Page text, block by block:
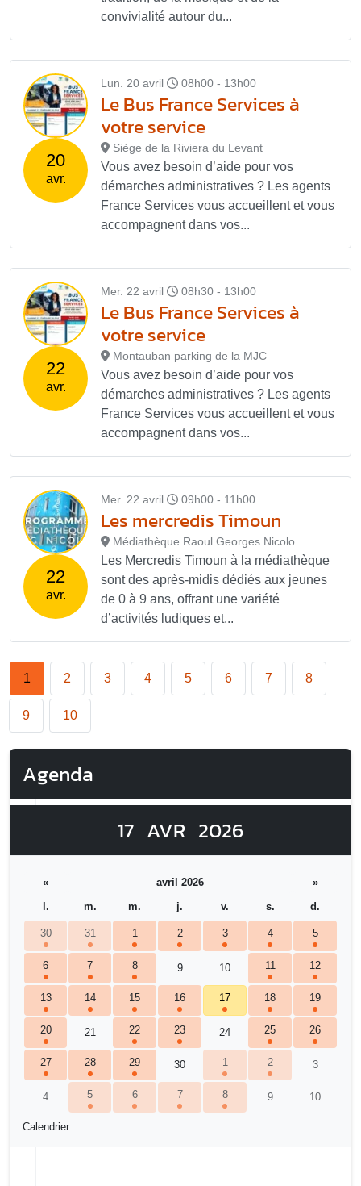
convivialité autour du...
20
avr.
Lun. 20 avril 08h00 - 13h00
Le Bus France Services à
votre service
Siège de la Riviera du Levant
Vous avez besoin d’aide pour vos
démarches administratives ? Les agents
France Services vous accueillent et vous
accompagnent dans vos...
22
avr.
Mer. 22 avril 08h30 - 13h00
Le Bus France Services à
votre service
Montauban parking de la MJC
Vous avez besoin d’aide pour vos
démarches administratives ? Les agents
France Services vous accueillent et vous
accompagnent dans vos...
22
avr.
Mer. 22 avril 09h00 - 11h00
Les mercredis Timoun
Médiathèque Raoul Georges Nicolo
Les Mercredis Timoun à la médiathèque
sont des après-midis dédiés aux jeunes
de 0 à 9 ans, offrant une variété
d’activités ludiques et...
1 2 3 4 5 6 7 8
9 10
Agenda
17 AVR 2026
Calendrier
« avril 2026
»
l.
m. m. j. v. s. d.
30 31 1 2 3 4 5
6 7 8 9 10 11 12
13 14 15 16 17 18 19
20 21 22 23 24 25 26
27 28 29 30 1 2 3
4 5 6 7 8 9 10